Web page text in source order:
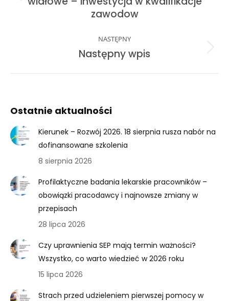
post:
zawodow
NASTĘPNY
Next
Następny wpis
Ostatnie aktualności
Kierunek – Rozwój 2026. 18 sierpnia rusza nabór na
dofinansowane szkolenia
8 sierpnia 2026
Profilaktyczne badania lekarskie pracowników –
obowiązki pracodawcy i najnowsze zmiany w
przepisach
28 lipca 2026
Czy uprawnienia SEP mają termin ważności?
Wszystko, co warto wiedzieć w 2026 roku
15 lipca 2026
Strach przed udzieleniem pierwszej pomocy w